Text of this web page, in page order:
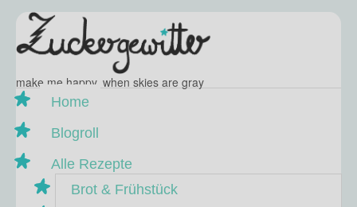
make me happy, when skies are gray
Home
Blogroll
Alle Rezepte
Brot & Frühstück